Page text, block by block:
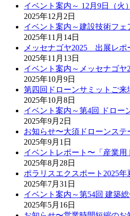
イベント案内～ 12月9日（火
2025年12月2日
イベント案内～建設技術フェ
2025年11月14日
メッセナゴヤ2025 出展レポ
2025年11月13日
イベント案内～メッセナゴヤ
2025年10月9日
第四回ドローンサミットご来
2025年10月8日
イベント案内～第4回 ドロー
2025年9月2日
お知らせ〜大須ドローンス
2025年9月1日
イベントレポート〜「産業用
2025年8月28日
ポラリスエクスポート2025
2025年7月31日
イベント案内～第54回 建築
2025年5月16日